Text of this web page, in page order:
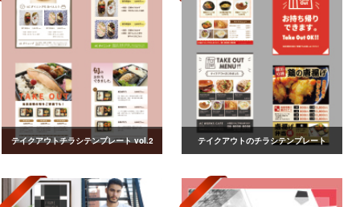
テイクアウトチラシテンプレート vol.2 テイクアウトのチラシテンプレート